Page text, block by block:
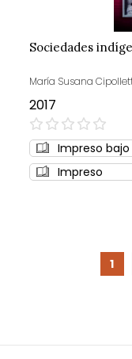
Sociedades
María Susana
2017
0%
Impreso
Impreso
1